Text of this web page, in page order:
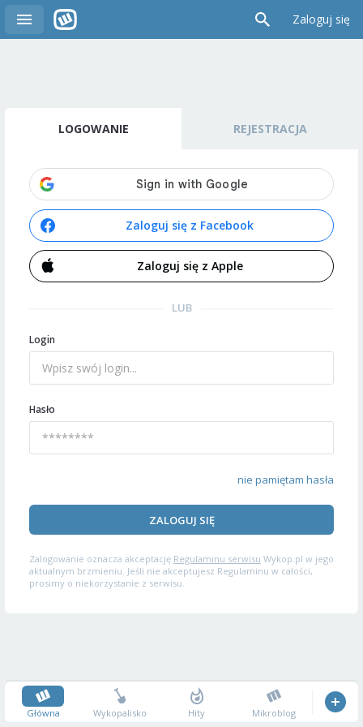
Zaloguj się
LOGOWANIE REJESTRACJA
Zaloguj się z Facebook
Zaloguj się z Apple
LUB
Login
Hasło
nie pamiętam hasła
ZALOGUJ SIĘ
Zalogowanie oznacza akceptację Regulaminu serwisu Wykop.pl w jego
aktualnym brzmieniu. Jeśli nie akceptujesz Regulaminu w całości,
prosimy o niekorzystanie z serwisu.
Główna Wykopalisko Hity Mikroblog